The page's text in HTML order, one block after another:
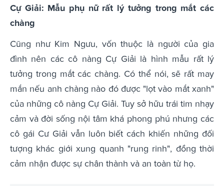
Cự Giải: Mẫu phụ nữ rất lý tưởng trong mắt các
chàng
Cũng như Kim Ngưu, vốn thuộc là người của gia
đình nên các cô nàng Cự Giải là hình mẫu rất lý
tưởng trong mắt các chàng. Có thể nói, sẽ rất may
mắn nếu anh chàng nào đó được "lọt vào mắt xanh"
của những cô nàng Cự Giải. Tuy sở hữu trái tim nhạy
cảm và đời sống nội tâm khá phong phú nhưng các
cô gái Cư Giải vẫn luôn biết cách khiến những đối
tượng khác giới xung quanh "rung rinh", đồng thời
cảm nhận được sự chân thành và an toàn từ họ.